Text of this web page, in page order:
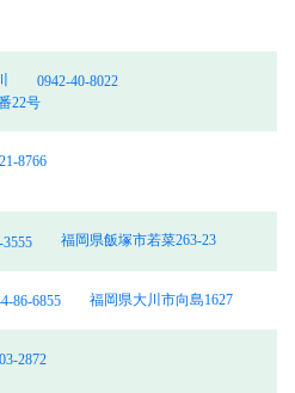
0942-40-8022
22号
8766
3555 福岡県飯塚市若菜263-23
86-6855 福岡県大川市向島1627
2872